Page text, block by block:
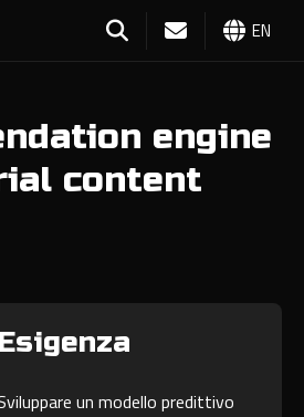
EN
engine
content
Esigenza
un modello predittivo